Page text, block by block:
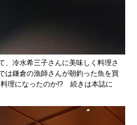
、冷水希三子さんに美味しく料理さ
は鎌倉の漁師さんが朝釣った魚を買
理になったのか!? 続きは本誌に